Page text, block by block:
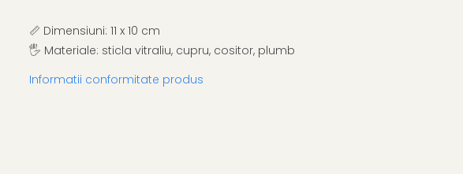
📏 Dimensiuni: 11 x 10 cm
🖐️ Materiale: sticla vitraliu, cupru, cositor, plumb
Informatii conformitate produs